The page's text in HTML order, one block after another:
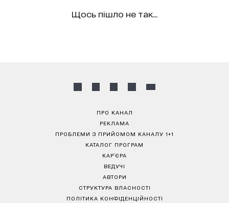
Щось пішло не так...
ПРО КАНАЛ
РЕКЛАМА
ПРОБЛЕМИ З ПРИЙОМОМ КАНАЛУ 1+1
КАТАЛОГ ПРОГРАМ
КАР’ЄРА
ВЕДУЧІ
АВТОРИ
СТРУКТУРА ВЛАСНОСТІ
ПОЛІТИКА КОНФІДЕНЦІЙНОСТІ